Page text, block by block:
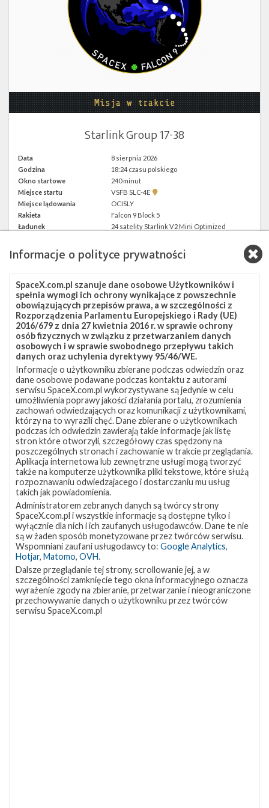
Kalendarze
Misja w trakcie
Starlink Group 17-38
Data
8 sierpnia 2026
Godzina
18:24 czasu polskiego
Okno startowe
240 minut
Miejsce startu
VSFB SLC-4E
Pokaż
SLC-
4E w
Google
Miejsce lądowania
OCISLY
Rakieta
Falcon 9 Block 5
Ładunek
24 satelity Starlink V2 Mini Optimized
Z NASZEGO TWITTERA
Śledź nas na Twitterze
OSTATNIO POPULARNE
NAJPOPULARNIEJSZE TEMATY
Falcon 9 1047 Starlink 562 SLC-40 522
OCISLY 337 LC-39A 292 SLC-4E 284
NASA Lądowanie JRTI 214
ASOG Dragon 2 145 Osłony ładunku
Starship 107 Landing Zone 1
Informacje o polityce prywatności
SpaceX.com.pl szanuje dane osobowe Użytkowników i
spełnia wymogi ich ochrony wynikające z powszechnie
obowiązujących przepisów prawa, a w szczególności z
Rozporządzenia Parlamentu Europejskiego i Rady (UE)
2016/679 z dnia 27 kwietnia 2016 r. w sprawie ochrony
osób fizycznych w związku z przetwarzaniem danych
osobowych i w sprawie swobodnego przepływu takich
danych oraz uchylenia dyrektywy 95/46/WE.
Informacje o użytkowniku zbierane podczas odwiedzin oraz
dane osobowe podawane podczas kontaktu z autorami
serwisu SpaceX.com.pl wykorzystywane są jedynie w celu
umożliwienia poprawy jakości działania portalu, zrozumienia
zachowań odwiedzających oraz komunikacji z użytkownikami,
którzy na to wyrazili chęć. Dane zbierane o użytkownikach
podczas ich odwiedzin zawierają takie informacje jak listę
stron które otworzyli, szczegółowy czas spędzony na
poszczególnych stronach i zachowanie w trakcie przeglądania.
Aplikacja internetowa lub zewnętrzne usługi mogą tworzyć
także na komputerze użytkownika pliki tekstowe, które służą
rozpoznawaniu odwiedzajacego i dostarczaniu mu usług
takich jak powiadomienia.
Administratorem zebranych danych są twórcy strony
SpaceX.com.pl i wszystkie informacje są dostępne tylko i
wyłącznie dla nich i ich zaufanych usługodawców. Dane te nie
są w żaden sposób monetyzowane przez twórców serwisu.
Wspomniani zaufani usługodawcy to: Google Analytics,
Hotjar, Matomo, OVH.
Dalsze przeglądanie tej strony, scrollowanie jej, a w
szczególności zamknięcie tego okna informacyjnego oznacza
wyrażenie zgody na zbieranie, przetwarzanie i nieograniczone
przechowywanie danych o użytkowniku przez twórców
serwisu SpaceX.com.pl